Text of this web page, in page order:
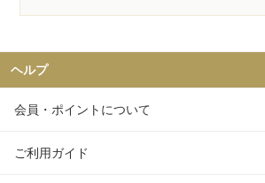
ヘルプ
会員・ポイントについて
ご利用ガイド